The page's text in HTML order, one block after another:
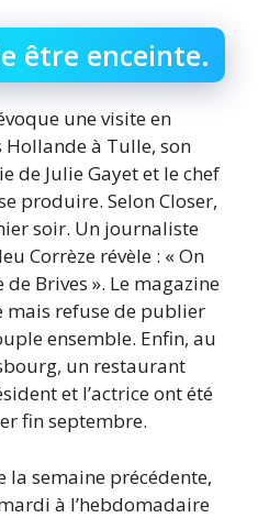
être enceinte.
une visite en
à Tulle, son
de Julie Gayet et le chef
produire. Selon Closer,
soir. Un journaliste
Corrèze révèle : « On
Brives ». Le magazine
mais refuse de publier
ensemble. Enfin, au
un restaurant
et l’actrice ont été
fin septembre.
la semaine précédente,
à l’hebdomadaire